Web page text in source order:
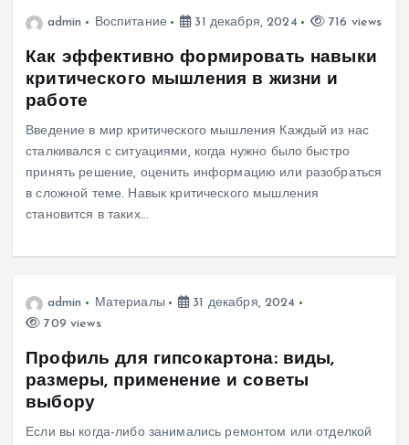
admin Воспитание 31 декабря, 2024 716 views
Как эффективно формировать навыки
критического мышления в жизни и
работе
Введение в мир критического мышления Каждый из нас
сталкивался с ситуациями, когда нужно было быстро
принять решение, оценить информацию или разобраться
в сложной теме. Навык критического мышления
становится в таких…
admin Материалы
31 декабря, 2024
709 views
Профиль для гипсокартона: виды,
размеры, применение и советы
выбору
Если вы когда-либо занимались ремонтом или отделкой